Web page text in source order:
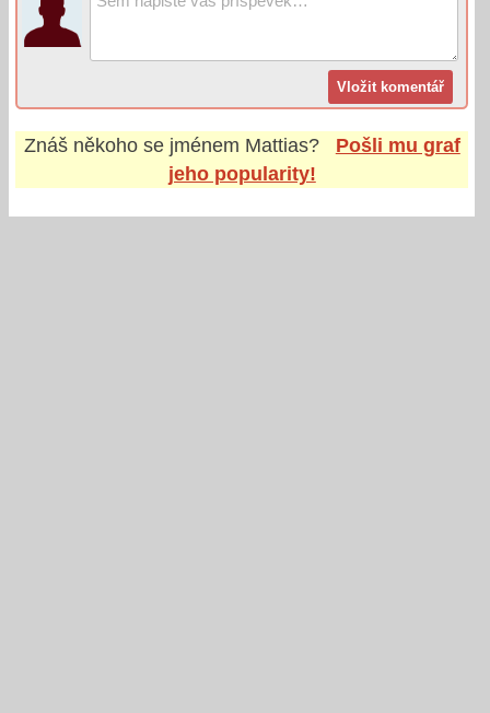
Znáš někoho se jménem Mattias?
Pošli mu graf
jeho popularity!